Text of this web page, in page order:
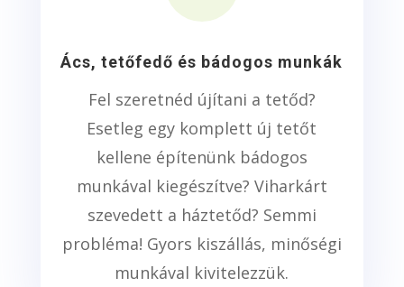
Ács, tetőfedő és bádogos munkák
Fel szeretnéd újítani a tetőd?
Esetleg egy komplett új tetőt
kellene építenünk bádogos
munkával kiegészítve? Viharkárt
szevedett a háztetőd? Semmi
probléma! Gyors kiszállás, minőségi
munkával kivitelezzük.